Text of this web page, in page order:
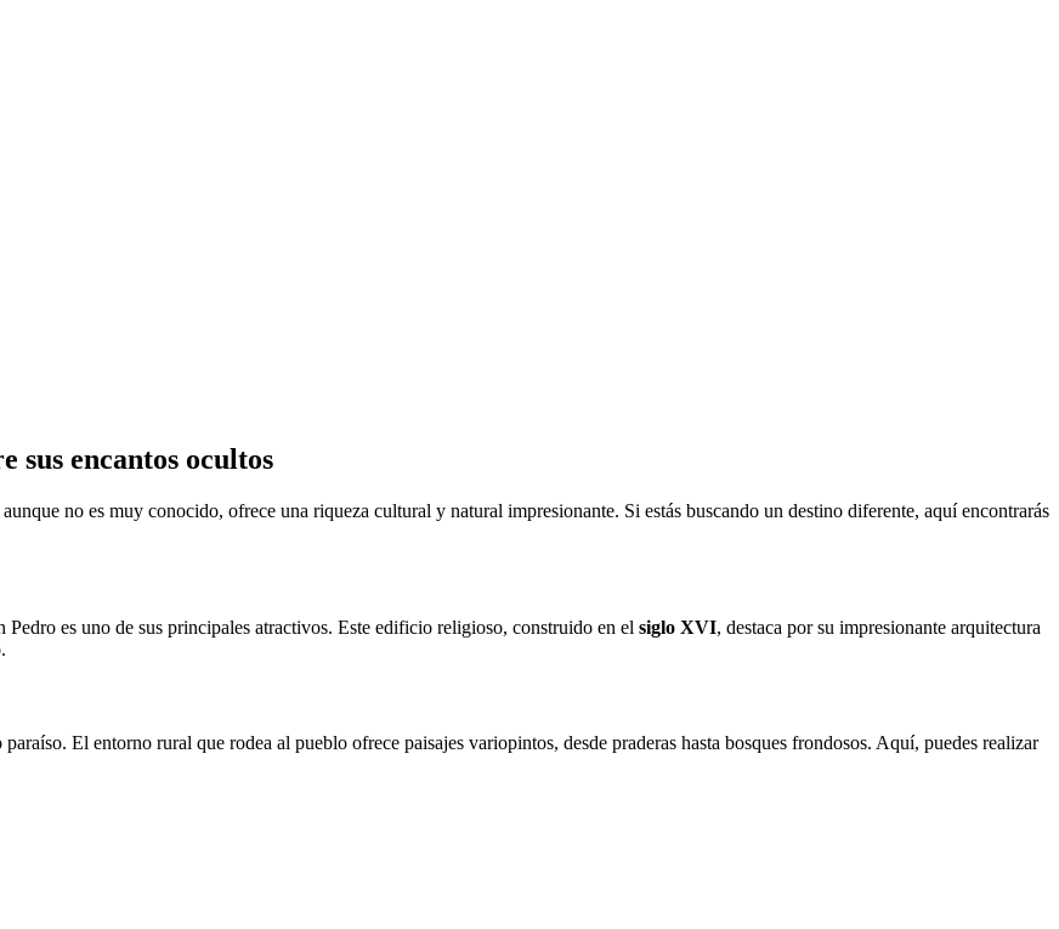
sus encantos ocultos
no es muy conocido, ofrece una riqueza cultural y natural impresionante. Si estás buscando un destino diferente, aquí encontrarás
es uno de sus principales atractivos. Este edificio religioso, construido en el siglo XVI, destaca por su impresionante arquitectura
El entorno rural que rodea al pueblo ofrece paisajes variopintos, desde praderas hasta bosques frondosos. Aquí, puedes realizar